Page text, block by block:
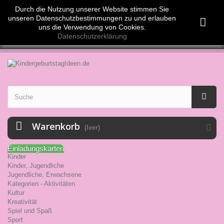
Euro (EUR)
Swiss Franc (CHF)
Warenkorb (leer)
Einladungskarten
Kinder
Kinder, Jugendliche
Jugendliche, Erwachsene
Kategorien - Aktivitäten
Kultur
Kreativität
Spiel und Spaß
Sport
Durch die Nutzung unserer Website stimmen Sie
unseren Datenschutzbestimmungen zu und erlauben
uns die Verwendung von Cookies.
Datenschutzerklärung